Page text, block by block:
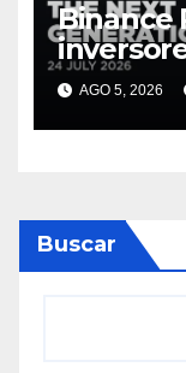
Binance
AGO 5, 2026
Buscar